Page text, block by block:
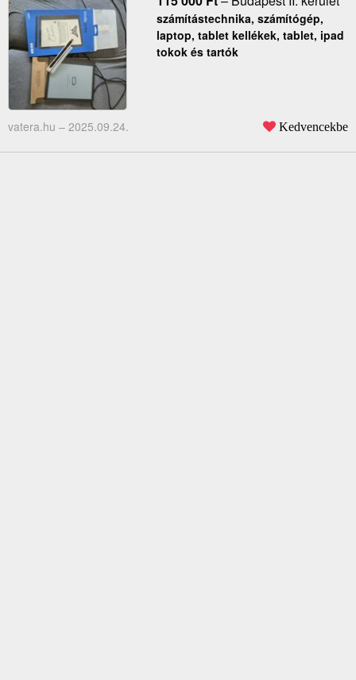
számítástechnika, számítógép,
laptop, tablet kellékek, tablet, ipad
tokok és tartók
vatera.hu – 2025.09.24. Kedvencekbe